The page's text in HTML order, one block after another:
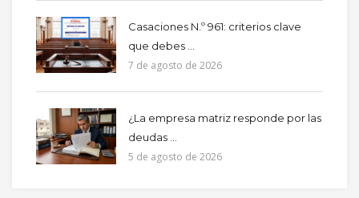
Casaciones N.º 961: criterios clave
que debes ...
7 de agosto de 2026
¿La empresa matriz responde por las
deudas ...
5 de agosto de 2026